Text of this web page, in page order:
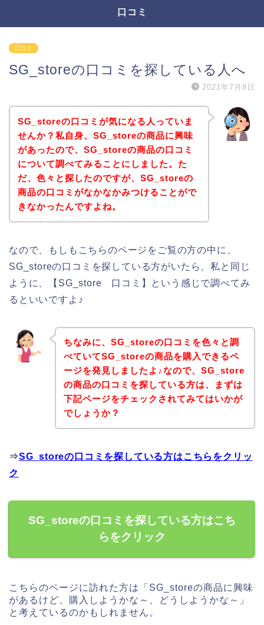
口コミ
口コミ
SG_storeの口コミを探している人へ
2021年7月8日
SG_storeの口コミが気になる人っていま
せんか？私自身、SG_storeの商品に興味
があったので、SG_storeの商品の口コミ
について調べてみることにしました。た
だ、色々と探したのですが、SG_storeの
商品の口コミがなかなかみつけることがで
きなかったんですよね。
なので、もしもこちらのページをご覧の方の中に、
SG_storeの口コミを探している方がいたら、私と同じ
ように、【SG_store 口コミ】という感じで調べてみ
るといいですよ♪
ちなみに、SG_storeの口コミを色々と調
べていてSG_storeの商品を購入できるペ
ージを発見しましたよ♪なので、SG_store
の商品の口コミを探している方は、まずは
下記ページをチェックされてみてはいかが
でしょうか？
⇒SG_storeの口コミを探している方はこちらをクリッ
ク
SG_storeの口コミを探している方はこち
らをクリック
こちらのページに訪れた方は「SG_storeの商品に興味
があるけど、購入しようかな～、どうしようかな～」
と考えているのかもしれません。